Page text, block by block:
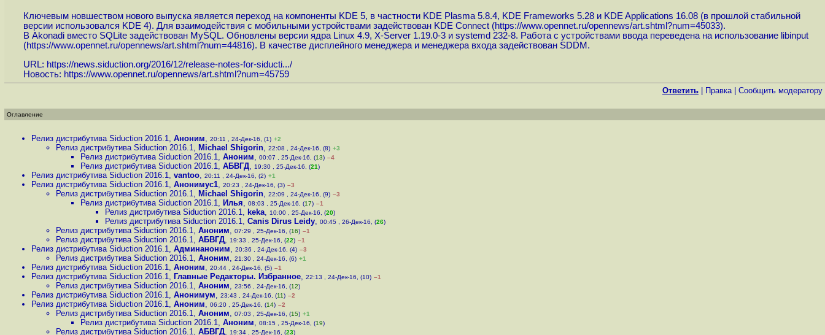
Ключевым новшеством нового выпуска является переход на компоненты KDE 5, в частности KDE Plasma 5.8.4, KDE Frameworks 5.28 и KDE Applications 16.08 (в прошлой стабильной
версии использовался KDE 4). Для взаимодействия с мобильными устройствами задействован KDE Connect (https://www.opennet.ru/opennews/art.shtml?num=45033).
В Akonadi вместо SQLite задействован MySQL. Обновлены версии ядра Linux 4.9, X-Server 1.19.0-3 и systemd 232-8. Работа с устройствами ввода переведена на использование libinput
(https://www.opennet.ru/opennews/art.shtml?num=44816). В качестве дисплейного менеджера и менеджера входа задействован SDDM.
URL: https://news.siduction.org/2016/12/release-notes-for-siducti.../
Новость: https://www.opennet.ru/opennews/art.shtml?num=45759
Ответить Правка| Cообщить модератору
Оглавление
Релиз дистрибутива Siduction 2016.1, Аноним, 20:11 , 24-Дек-16, (1) +2
Релиз дистрибутива Siduction 2016.1, Michael Shigorin, 22:08 , 24-Дек-16, (8) +3
Релиз дистрибутива Siduction 2016.1, Аноним, 00:07 , 25-Дек-16, (13) –4
Релиз дистрибутива Siduction 2016.1, АБВГД, 19:30 , 25-Дек-16, (21)
Релиз дистрибутива Siduction 2016.1, vantoo, 20:11 , 24-Дек-16, (2) +1
Релиз дистрибутива Siduction 2016.1, Анонимус1, 20:23 , 24-Дек-16, (3) –3
Релиз дистрибутива Siduction 2016.1, Michael Shigorin, 22:09 , 24-Дек-16, (9) –3
Релиз дистрибутива Siduction 2016.1, Илья, 08:03 , 25-Дек-16, (17) –1
Релиз дистрибутива Siduction 2016.1, keka, 10:00 , 25-Дек-16, (20)
Релиз дистрибутива Siduction 2016.1, Canis Dirus Leidy, 00:45 , 26-Дек-16, (26)
Релиз дистрибутива Siduction 2016.1, Аноним, 07:29 , 25-Дек-16, (16) –1
Релиз дистрибутива Siduction 2016.1, АБВГД, 19:33 , 25-Дек-16, (22) –1
Релиз дистрибутива Siduction 2016.1, Админаноним, 20:36 , 24-Дек-16, (4) –3
Релиз дистрибутива Siduction 2016.1, Аноним, 21:30 , 24-Дек-16, (6) +1
Релиз дистрибутива Siduction 2016.1, Аноним, 20:44 , 24-Дек-16, (5) –1
Релиз дистрибутива Siduction 2016.1, Главные Редакторы. Избранное, 22:13 , 24-Дек-16, (10) –1
Релиз дистрибутива Siduction 2016.1, Аноним, 23:56 , 24-Дек-16, (12)
Релиз дистрибутива Siduction 2016.1, Анонимум, 23:43 , 24-Дек-16, (11) –2
Релиз дистрибутива Siduction 2016.1, Аноним, 06:20 , 25-Дек-16, (14) –2
Релиз дистрибутива Siduction 2016.1, Аноним, 07:03 , 25-Дек-16, (15) +1
Релиз дистрибутива Siduction 2016.1, Аноним, 08:15 , 25-Дек-16, (19)
Релиз дистрибутива Siduction 2016.1, АБВГД, 19:34 , 25-Дек-16, (23)